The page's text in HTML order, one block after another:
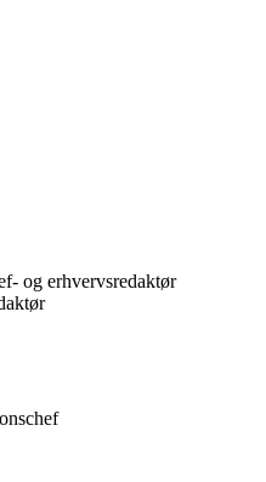
og erhvervsredaktør